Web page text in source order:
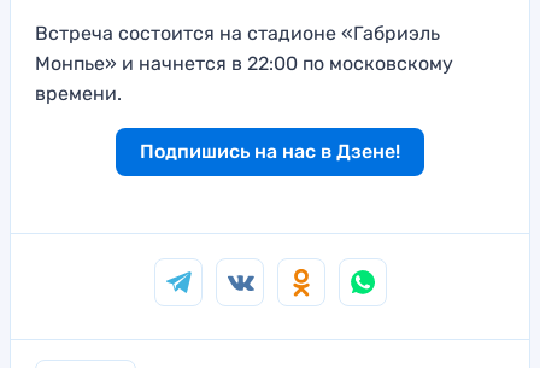
Встреча состоится на стадионе «Габриэль
Монпье» и начнется в 22:00 по московскому
времени.
Подпишись на нас в Дзене!